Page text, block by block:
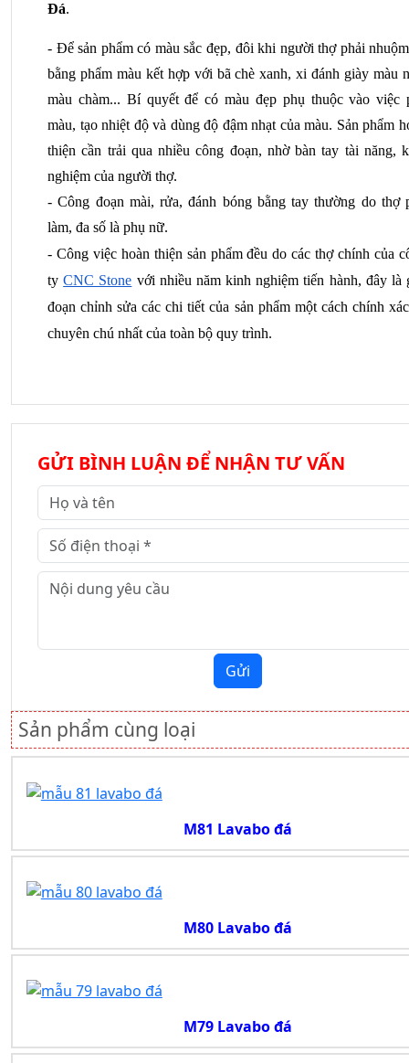
Đá.
- Để sản phẩm có màu sắc đẹp, đôi khi người thợ phải
bằng phẩm màu kết hợp với bã chè xanh, xi đánh giày màu
màu chàm... Bí quyết để có màu đẹp phụ thuộc vào việc
màu, tạo nhiệt độ và dùng độ đậm nhạt của màu. Sản phẩm
thiện cần trải qua nhiều công đoạn, nhờ bàn tay tài năng,
nghiệm của người thợ.
- Công đoạn mài, rửa, đánh bóng bằng tay thường do thợ
làm, đa số là phụ nữ.
- Công việc hoàn thiện sản phẩm đều do các thợ chính của
ty CNC Stone với nhiều năm kinh nghiệm tiến hành, đây là
đoạn chỉnh sửa các chi tiết của sản phẩm một cách chính
chuyên chú nhất của toàn bộ quy trình.
GỬI BÌNH LUẬN ĐỂ NHẬN TƯ VẤN
Gửi
Sản phẩm cùng loại
M81 Lavabo đá
M80 Lavabo đá
M79 Lavabo đá